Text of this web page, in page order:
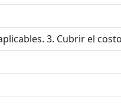
3. Cubrir el